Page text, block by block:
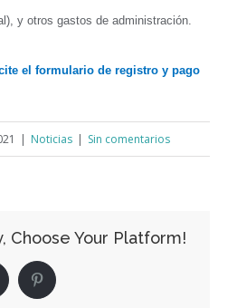
y otros gastos de administración.
el formulario de registro y pago
| Noticias | Sin comentarios
Choose Your Platform!
Pinterest